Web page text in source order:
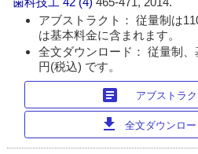
アブストラクト： 従量制は
は基本料金に含まれます。
全文ダウンロード： 従量制
円(税込) です。
article アブストラ
download 全文ダウンロ